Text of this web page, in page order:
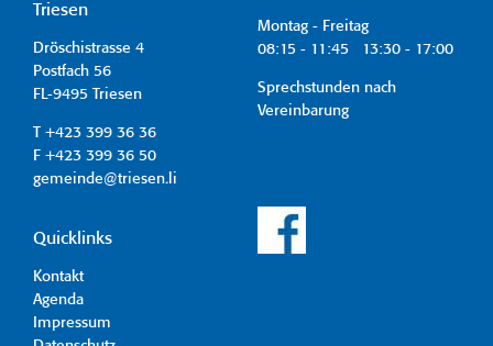
Triesen
Dröschistrasse 4
Postfach 56
FL-9495 Triesen
T +423 399 36 36
F +423 399 36 50
gemeinde@triesen.li
Montag - Freitag
08:15 - 11:45 13:30 - 17:00
Sprechstunden nach
Vereinbarung
Quicklinks
Kontakt
Agenda
Impressum